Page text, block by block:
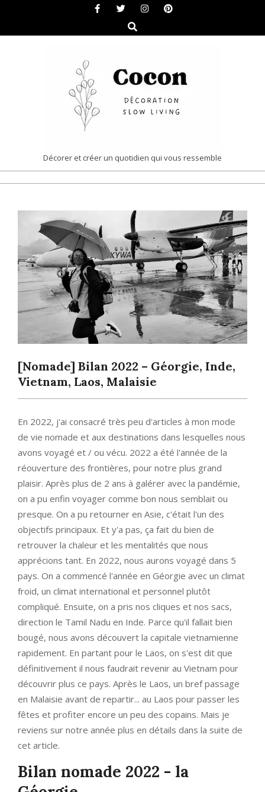
content
Search
COCON
|
SLOW
LIVING
Décorer et créer un quotidien qui vous ressemble
[Nomade] Bilan 2022 – Géorgie, Inde,
Vietnam, Laos, Malaisie
En 2022, j'ai consacré très peu d'articles à mon mode
de vie nomade et aux destinations dans lesquelles nous
avons voyagé et / ou vécu. 2022 a été l'année de la
réouverture des frontières, pour notre plus grand
plaisir. Après plus de 2 ans à galérer avec la pandémie,
on a pu enfin voyager comme bon nous semblait ou
presque. On a pu retourner en Asie, c'était l'un des
objectifs principaux. Et y'a pas, ça fait du bien de
retrouver la chaleur et les mentalités que nous
apprécions tant. En 2022, nous aurons voyagé dans 5
pays. On a commencé l'année en Géorgie avec un climat
froid, un climat international et personnel plutôt
compliqué. Ensuite, on a pris nos cliques et nos sacs,
direction le Tamil Nadu en Inde. Parce qu'il fallait bien
bougé, nous avons découvert la capitale vietnamienne
rapidement. En partant pour le Laos, on s'est dit que
définitivement il nous faudrait revenir au Vietnam pour
découvrir plus ce pays. Après le Laos, un bref passage
en Malaisie avant de repartir... au Laos pour passer les
fêtes et profiter encore un peu des copains. Mais je
reviens sur notre année plus en détails dans la suite de
cet article.
Bilan nomade 2022 - la